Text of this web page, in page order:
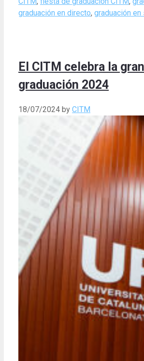
graduación en directo, graduación en
El CITM celebra la
graduación 2024
18/07/2024 by CITM